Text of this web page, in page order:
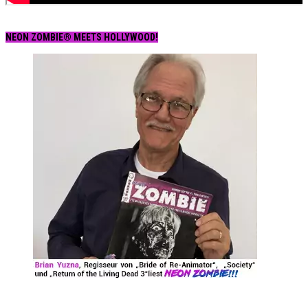
NEON ZOMBIE® MEETS HOLLYWOOD!